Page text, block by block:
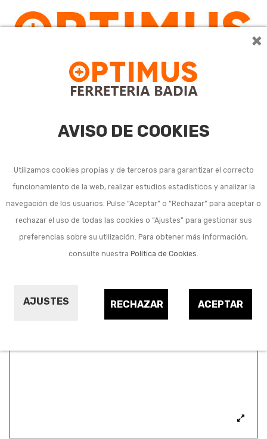
×
AVISO DE COOKIES
Utilizamos cookies propias y de terceros para garantizar el correcto
funcionamiento de la web, realizar estudios estadísticos y analizar la
navegación de los usuarios. Pulse “Aceptar” o “Rechazar” para aceptar o
rechazar el uso de todas las cookies o “Ajustes” para gestionar sus
preferencias sobre su utilización. Para obtener más información,
consulte nuestra Política de Cookies.
AJUSTES ACEPTAR
RECHAZAR